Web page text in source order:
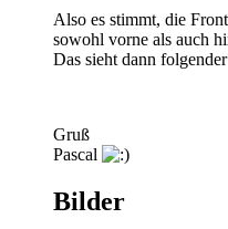
Also es stimmt, die
sowohl vorne als auch
Das sieht dann
Gruß
Pascal
Bilder